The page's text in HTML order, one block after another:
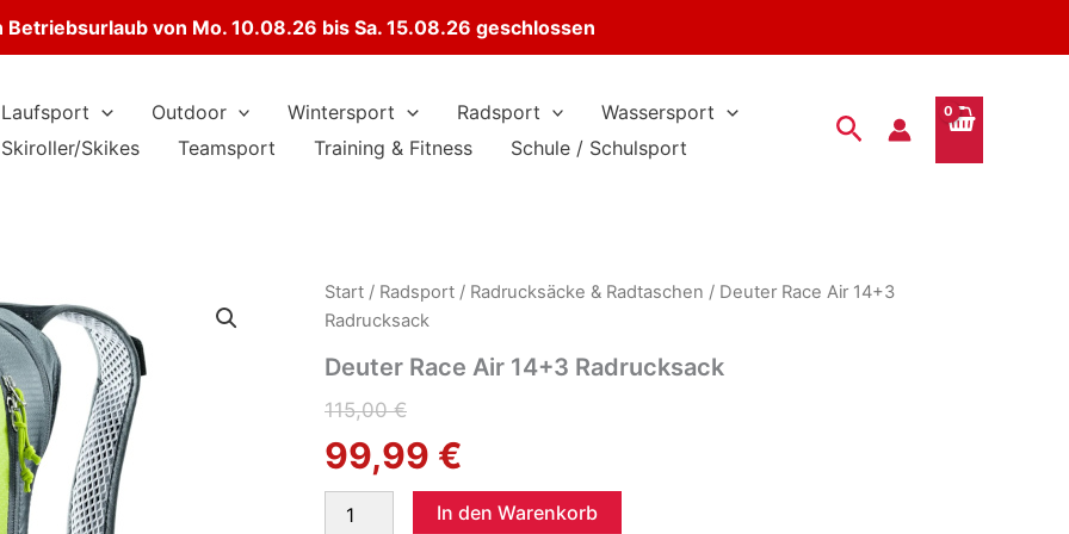
Betriebsurlaub von Mo. 10.08.26 bis Sa. 15.08.26 geschlossen
Laufsport Outdoor Wintersport Radsport
Wassersport
Skiroller/Skikes
Teamsport Training & Fitness Schule / Schulsport
Suchen
Start / Radsport / Radrucksäcke & Radtaschen / Deuter Race Air 14+3
Radrucksack
Deuter Race Air 14+3 Radrucksack
115,00€
Ursprünglicher
Preis
war:
99,99 €
Aktueller
Preis
ist:
Race
In den Warenkorb